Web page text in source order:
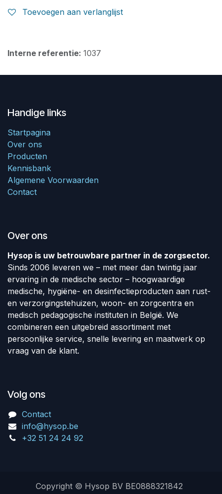
Toevoegen aan verlanglijst
Interne referentie: 1037
Handige links
Startpagina
Over ons
Producten
Kennisbank
Algemene Voorwaarden
Contact
Over ons
Hysop is uw betrouwbare partner in de zorgsector.
Sinds 2006 leveren we – met meer dan twintig jaar
ervaring in de medische sector – hoogwaardige
medische, hygiëne- en desinfectieproducten aan rust-
en verzorgingstehuizen, woon- en zorgcentra en
medisch pedagogische instituten in België. We
combineren een uitgebreid assortiment met
persoonlijke service, snelle levering en maatwerk op
vraag van de klant.
Volg ons
Contact
info@hysop.be
+32 51 24 24 92
Copyright © Hysop BV BE0888321842